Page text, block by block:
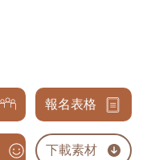
報名表格
下載素材